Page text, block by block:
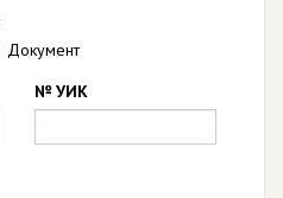
Документ
№ УИК